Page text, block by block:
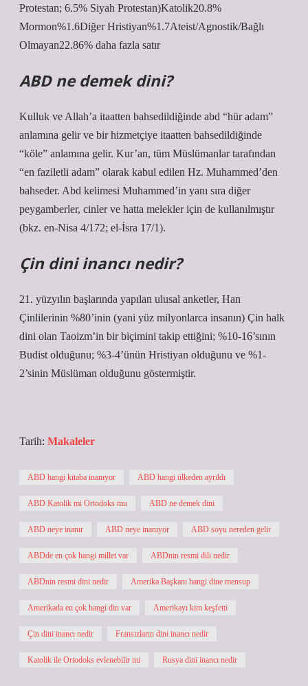
Protestan; 6.5% Siyah Protestan)Katolik20.8%
Mormon%1.6Diğer Hristiyan%1.7Ateist/Agnostik/Bağlı
Olmayan22.86% daha fazla satır
ABD ne demek dini?
Kulluk ve Allah’a itaatten bahsedildiğinde abd “hür adam”
anlamına gelir ve bir hizmetçiye itaatten bahsedildiğinde
“köle” anlamına gelir. Kur’an, tüm Müslümanlar tarafından
“en faziletli adam” olarak kabul edilen Hz. Muhammed’den
bahseder. Abd kelimesi Muhammed’in yanı sıra diğer
peygamberler, cinler ve hatta melekler için de kullanılmıştır
(bkz. en-Nisa 4/172; el-İsra 17/1).
Çin dini inancı nedir?
21. yüzyılın başlarında yapılan ulusal anketler, Han
Çinlilerinin %80’inin (yani yüz milyonlarca insanın) Çin halk
dini olan Taoizm’in bir biçimini takip ettiğini; %10-16’sının
Budist olduğunu; %3-4’ünün Hristiyan olduğunu ve %1-
2’sinin Müslüman olduğunu göstermiştir.
Tarih: Makaleler
ABD hangi kitaba inanıyor ABD hangi ülkeden ayrıldı
ABD Katolik mi Ortodoks mu ABD ne demek dini
ABD neye inanır ABD neye inanıyor ABD soyu nereden gelir
ABDde en çok hangi millet var ABDnin resmi dili nedir
ABDnin resmi dini nedir Amerika Başkanı hangi dine mensup
Amerikada en çok hangi din var Amerikayı kim keşfetti
Çin dini inancı nedir Fransızların dini inancı nedir
Katolik ile Ortodoks evlenebilir mi Rusya dini inancı nedir